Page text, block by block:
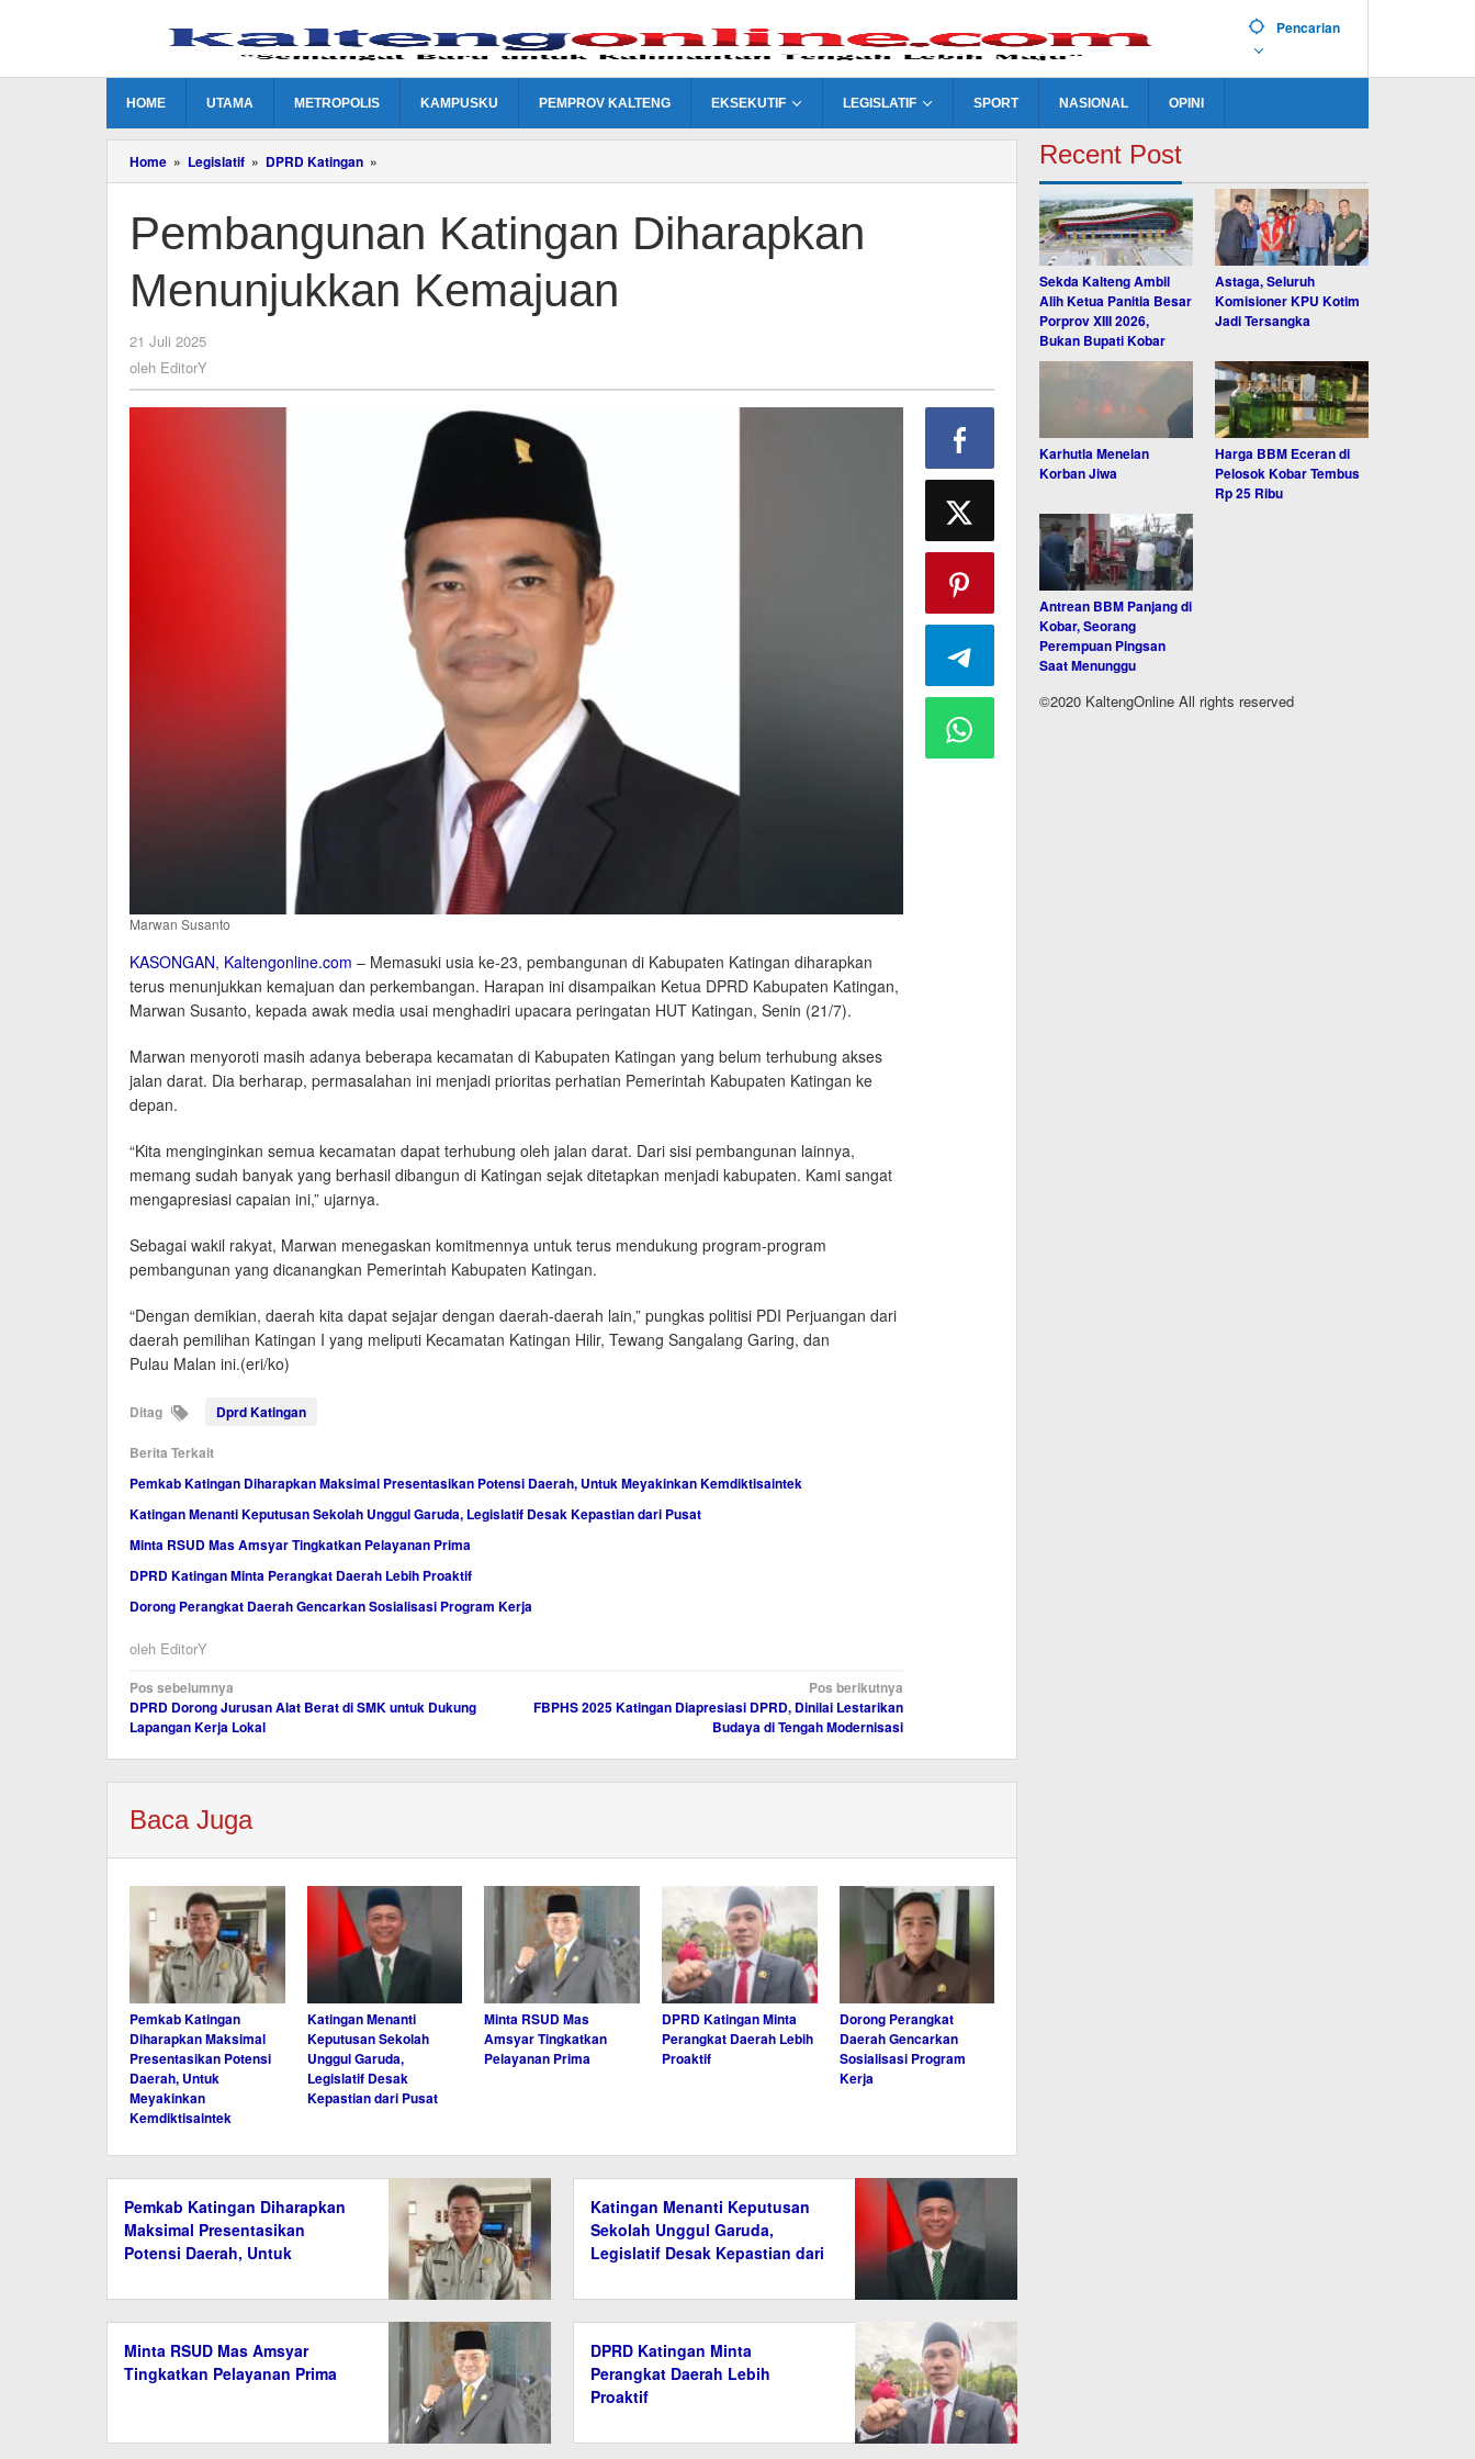
Pencarian
HOME UTAMA METROPOLIS KAMPUSKU PEMPROV KALTENG EKSEKUTIF LEGISLATIF SPORT NASIONAL OPINI
Home » Legislatif » DPRD Katingan »
Katingan
Menunjukkan
Kemajuan
Pembangunan Katingan Diharapkan
Menunjukkan Kemajuan
21 Juli 2025
oleh EditorY
Marwan Susanto
KASONGAN, Kaltengonline.com – Memasuki usia ke-23, pembangunan di Kabupaten Katingan diharapkan
terus menunjukkan kemajuan dan perkembangan. Harapan ini disampaikan Ketua DPRD Kabupaten Katingan,
Marwan Susanto, kepada awak media usai menghadiri upacara peringatan HUT Katingan, Senin (21/7).
Marwan menyoroti masih adanya beberapa kecamatan di Kabupaten Katingan yang belum terhubung akses
jalan darat. Dia berharap, permasalahan ini menjadi prioritas perhatian Pemerintah Kabupaten Katingan ke
depan.
“Kita menginginkan semua kecamatan dapat terhubung oleh jalan darat. Dari sisi pembangunan lainnya,
memang sudah banyak yang berhasil dibangun di Katingan sejak ditetapkan menjadi kabupaten. Kami sangat
mengapresiasi capaian ini,” ujarnya.
Sebagai wakil rakyat, Marwan menegaskan komitmennya untuk terus mendukung program-program
pembangunan yang dicanangkan Pemerintah Kabupaten Katingan.
“Dengan demikian, daerah kita dapat sejajar dengan daerah-daerah lain,” pungkas politisi PDI Perjuangan dari
daerah pemilihan Katingan I yang meliputi Kecamatan Katingan Hilir, Tewang Sangalang Garing, dan
Pulau Malan ini.(eri/ko)
Ditag Dprd Katingan
Berita Terkait
Pemkab Katingan Diharapkan Maksimal Presentasikan Potensi Daerah, Untuk Meyakinkan Kemdiktisaintek
Katingan Menanti Keputusan Sekolah Unggul Garuda, Legislatif Desak Kepastian dari Pusat
Minta RSUD Mas Amsyar Tingkatkan Pelayanan Prima
DPRD Katingan Minta Perangkat Daerah Lebih Proaktif
Dorong Perangkat Daerah Gencarkan Sosialisasi Program Kerja
oleh EditorY
Navigasi
pos
Pos sebelumnya
DPRD Dorong Jurusan Alat Berat di SMK untuk Dukung
Lapangan Kerja Lokal
Pos berikutnya
FBPHS 2025 Katingan Diapresiasi DPRD, Dinilai Lestarikan
Budaya di Tengah Modernisasi
Baca Juga
Pemkab Katingan
Diharapkan Maksimal
Presentasikan Potensi
Daerah, Untuk
Meyakinkan
Kemdiktisaintek
Katingan Menanti
Keputusan Sekolah
Unggul Garuda,
Legislatif Desak
Kepastian dari Pusat
Minta RSUD Mas
Amsyar Tingkatkan
Pelayanan Prima
DPRD Katingan Minta
Perangkat Daerah Lebih
Proaktif
Dorong Perangkat
Daerah Gencarkan
Sosialisasi Program
Kerja
Pemkab Katingan Diharapkan
Maksimal Presentasikan
Potensi Daerah, Untuk
Katingan Menanti Keputusan
Sekolah Unggul Garuda,
Legislatif Desak Kepastian dari
Minta RSUD Mas Amsyar
Tingkatkan Pelayanan Prima
DPRD Katingan Minta
Perangkat Daerah Lebih
Proaktif
Recent Post
Sekda Kalteng Ambil
Alih Ketua Panitia Besar
Porprov XIII 2026,
Bukan Bupati Kobar
Astaga, Seluruh
Komisioner KPU Kotim
Jadi Tersangka
Karhutla Menelan
Korban Jiwa
Harga BBM Eceran di
Pelosok Kobar Tembus
Rp 25 Ribu
Antrean BBM Panjang di
Kobar, Seorang
Perempuan Pingsan
Saat Menunggu
©2020 KaltengOnline All rights reserved